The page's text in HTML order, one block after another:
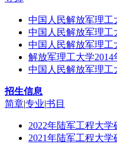
中国人民解放军理工
中国人民解放军理工
中国人民解放军理工
解放军理工大学
中国人民解放军理工
招生信息
简章|专业|书目
2022年陆军工程大
2021年陆军工程大